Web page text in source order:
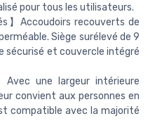
pour tous les utilisateurs.
】Accoudoirs recouverts de
Siège surélevé de 9
sécurisé et couvercle intégré
Avec une largeur intérieure
convient aux personnes en
compatible avec la majorité